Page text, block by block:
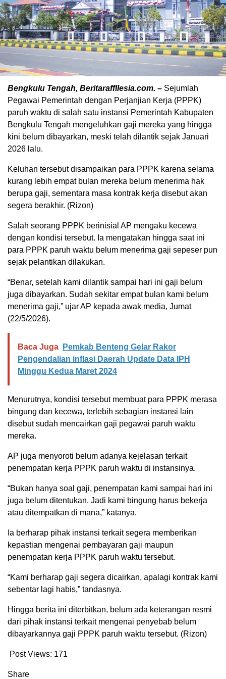
Bengkulu Tengah, Beritaraffllesia.com. – Sejumlah
Pegawai Pemerintah dengan Perjanjian Kerja (PPPK)
paruh waktu di salah satu instansi Pemerintah Kabupaten
Bengkulu Tengah mengeluhkan gaji mereka yang hingga
kini belum dibayarkan, meski telah dilantik sejak Januari
2026 lalu.
Keluhan tersebut disampaikan para PPPK karena selama
kurang lebih empat bulan mereka belum menerima hak
berupa gaji, sementara masa kontrak kerja disebut akan
segera berakhir. (Rizon)
Salah seorang PPPK berinisial AP mengaku kecewa
dengan kondisi tersebut. Ia mengatakan hingga saat ini
para PPPK paruh waktu belum menerima gaji sepeser pun
sejak pelantikan dilakukan.
“Benar, setelah kami dilantik sampai hari ini gaji belum
juga dibayarkan. Sudah sekitar empat bulan kami belum
menerima gaji,” ujar AP kepada awak media, Jumat
(22/5/2026).
Baca Juga
Pemkab Benteng Gelar Rakor
Pengendalian inflasi Daerah Update Data IPH
Minggu Kedua Maret 2024
Menurutnya, kondisi tersebut membuat para PPPK merasa
bingung dan kecewa, terlebih sebagian instansi lain
disebut sudah mencairkan gaji pegawai paruh waktu
mereka.
AP juga menyoroti belum adanya kejelasan terkait
penempatan kerja PPPK paruh waktu di instansinya.
“Bukan hanya soal gaji, penempatan kami sampai hari ini
juga belum ditentukan. Jadi kami bingung harus bekerja
atau ditempatkan di mana,” katanya.
Ia berharap pihak instansi terkait segera memberikan
kepastian mengenai pembayaran gaji maupun
penempatan kerja PPPK paruh waktu tersebut.
“Kami berharap gaji segera dicairkan, apalagi kontrak kami
sebentar lagi habis,” tandasnya.
Hingga berita ini diterbitkan, belum ada keterangan resmi
dari pihak instansi terkait mengenai penyebab belum
dibayarkannya gaji PPPK paruh waktu tersebut. (Rizon)
Post Views: 171
Share